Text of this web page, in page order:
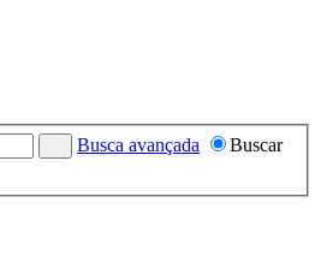
Busca avançada
Buscar